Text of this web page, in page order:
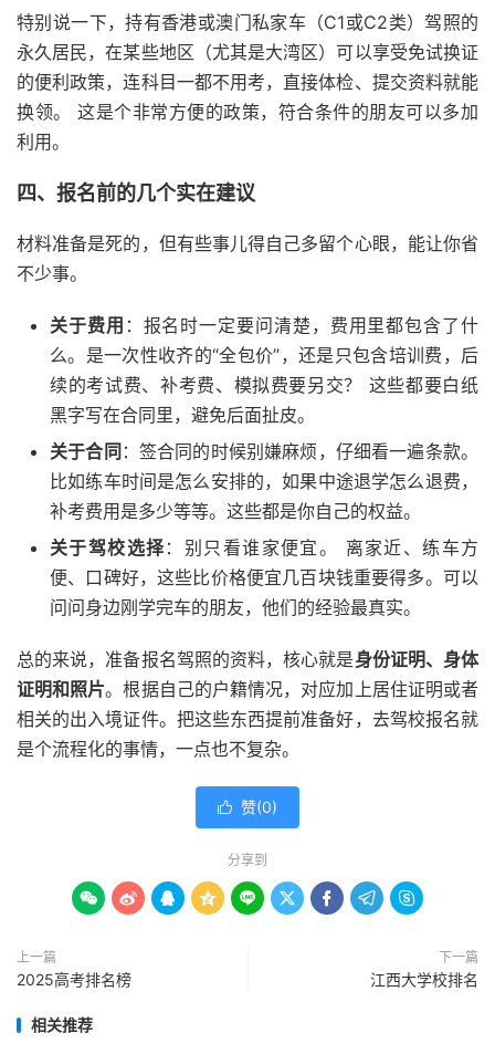
特别说一下，持有香港或澳门私家车（C1或C2类）驾照的
永久居民，在某些地区（尤其是大湾区）可以享受免试换证
的便利政策，连科目一都不用考，直接体检、提交资料就能
换领。 这是个非常方便的政策，符合条件的朋友可以多加
利用。
四、报名前的几个实在建议
材料准备是死的，但有些事儿得自己多留个心眼，能让你省
不少事。
关于费用 ：报名时一定要问清楚，费用里都包含了什
么。是一次性收齐的“全包价”，还是只包含培训费，后
续的考试费、补考费、模拟费要另交？ 这些都要白纸
黑字写在合同里，避免后面扯皮。
关于合同 ：签合同的时候别嫌麻烦，仔细看一遍条款。
比如练车时间是怎么安排的，如果中途退学怎么退费，
补考费用是多少等等。这些都是你自己的权益。
关于驾校选择：别只看谁家便宜。 离家近、练车方
便、口碑好，这些比价格便宜几百块钱重要得多。可以
问问身边刚学完车的朋友，他们的经验最真实。
总的来说，准备报名驾照的资料，核心就是身份证明、身体
证明和照片。根据自己的户籍情况，对应加上居住证明或者
相关的出入境证件。把这些东西提前准备好，去驾校报名就
是个流程化的事情，一点也不复杂。
 赞(0)
分享到
        
上一篇
2025高考排名榜
下一篇
江西大学校排名
相关推荐